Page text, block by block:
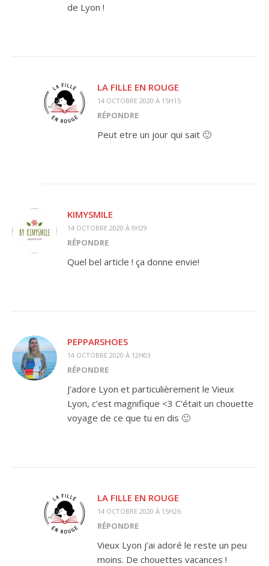
de Lyon !
LA FILLE EN ROUGE
14 OCTOBRE 2020 À 15H15
RÉPONDRE
Peut etre un jour qui sait 🙂
KIMYSMILE
14 OCTOBRE 2020 À 9H29
RÉPONDRE
Quel bel article ! ça donne envie!
PEPPARSHOES
14 OCTOBRE 2020 À 12H03
RÉPONDRE
J’adore Lyon et particulièrement le Vieux
Lyon, c’est magnifique <3 C'était un chouette
voyage de ce que tu en dis 🙂
LA FILLE EN ROUGE
14 OCTOBRE 2020 À 15H26
RÉPONDRE
Vieux Lyon j’ai adoré le reste un peu
moins. De chouettes vacances !